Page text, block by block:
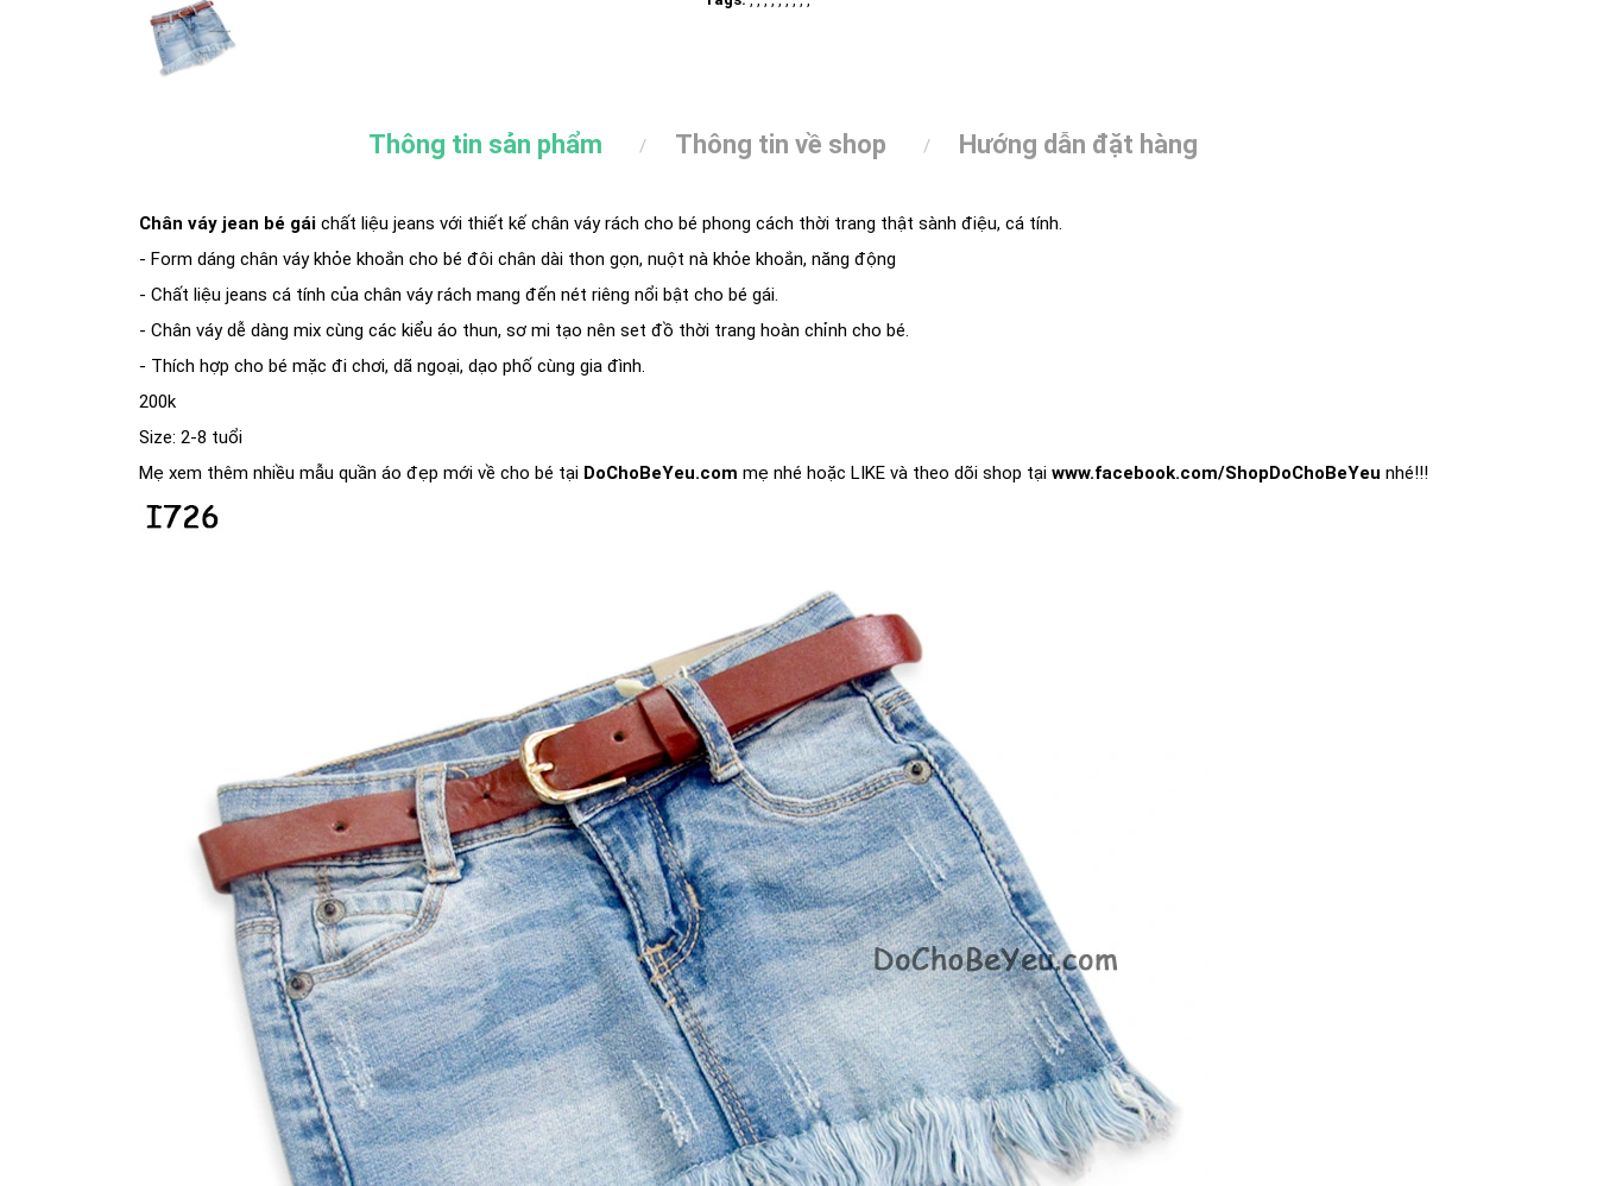
Thông tin sản phẩm Thông tin về shop Hướng dẫn đặt hàng
Chân váy jean bé gái chất liệu jeans với thiết kế chân váy rách cho bé phong cách thời trang thật sành điệu, cá tính.
- Form dáng chân váy khỏe khoắn cho bé đôi chân dài thon gọn, nuột nà khỏe khoắn, năng động
- Chất liệu jeans cá tính của chân váy rách mang đến nét riêng nổi bật cho bé gái.
- Chân váy dễ dàng mix cùng các kiểu áo thun, sơ mi tạo nên set đồ thời trang hoàn chỉnh cho bé.
- Thích hợp cho bé mặc đi chơi, dã ngoại, dạo phố cùng gia đình.
200k
Size: 2-8 tuổi
Mẹ xem thêm nhiều mẫu quần áo đẹp mới về cho bé tại DoChoBeYeu.com mẹ nhé hoặc LIKE và theo dõi shop tại www.facebook.com/ShopDoChoBeYeu nhé!!!